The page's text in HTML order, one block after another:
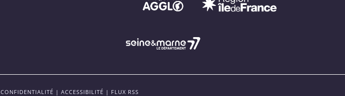
CONFIDENTIALITÉ | ACCESSIBILITÉ | FLUX RSS